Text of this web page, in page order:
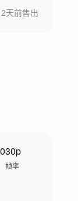
2天前售出
30p
帧率